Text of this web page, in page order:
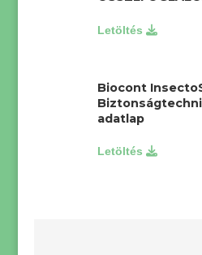
Biocont
adatlap